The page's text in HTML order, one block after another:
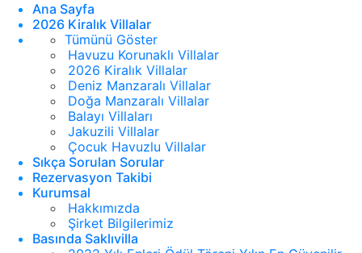
Ana Sayfa
2026 Kiralık Villalar
Tümünü Göster
Havuzu Korunaklı Villalar
2026 Kiralık Villalar
Deniz Manzaralı Villalar
Doğa Manzaralı Villalar
Balayı Villaları
Jakuzili Villalar
Çocuk Havuzlu Villalar
Sıkça Sorulan Sorular
Rezervasyon Takibi
Kurumsal
Hakkımızda
Şirket Bilgilerimiz
Basında Saklıvilla